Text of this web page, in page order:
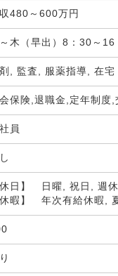
480～600万円
木（早出）8：30～
, 監査, 服薬指導, 在宅
保険,退職金,定年制度
員
休日】 日曜, 祝日, 週
休暇】 年次有給休暇,